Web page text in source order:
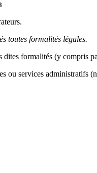
toutes formalités légales.
formalités (y compris
ou services administratifs